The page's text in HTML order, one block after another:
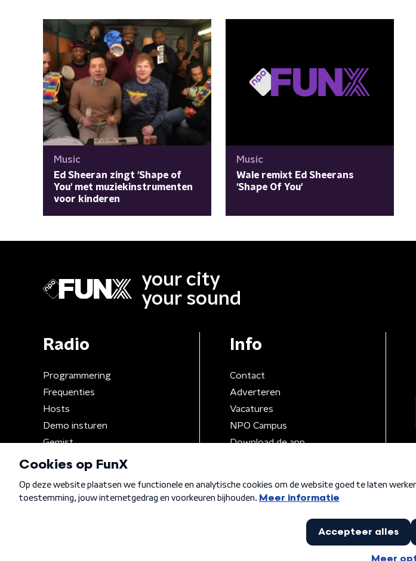
Music
Ed Sheeran zingt 'Shape of
You' met muziekinstrumenten
voor kinderen
Music
Wale remixt Ed Sheerans
'Shape Of You'
your city
your sound
Radio
Programmering
Frequenties
Hosts
Demo insturen
Gemist
Info
Contact
Adverteren
Vacatures
NPO Campus
Download de app
Algemene voorwaarden Privacybeleid